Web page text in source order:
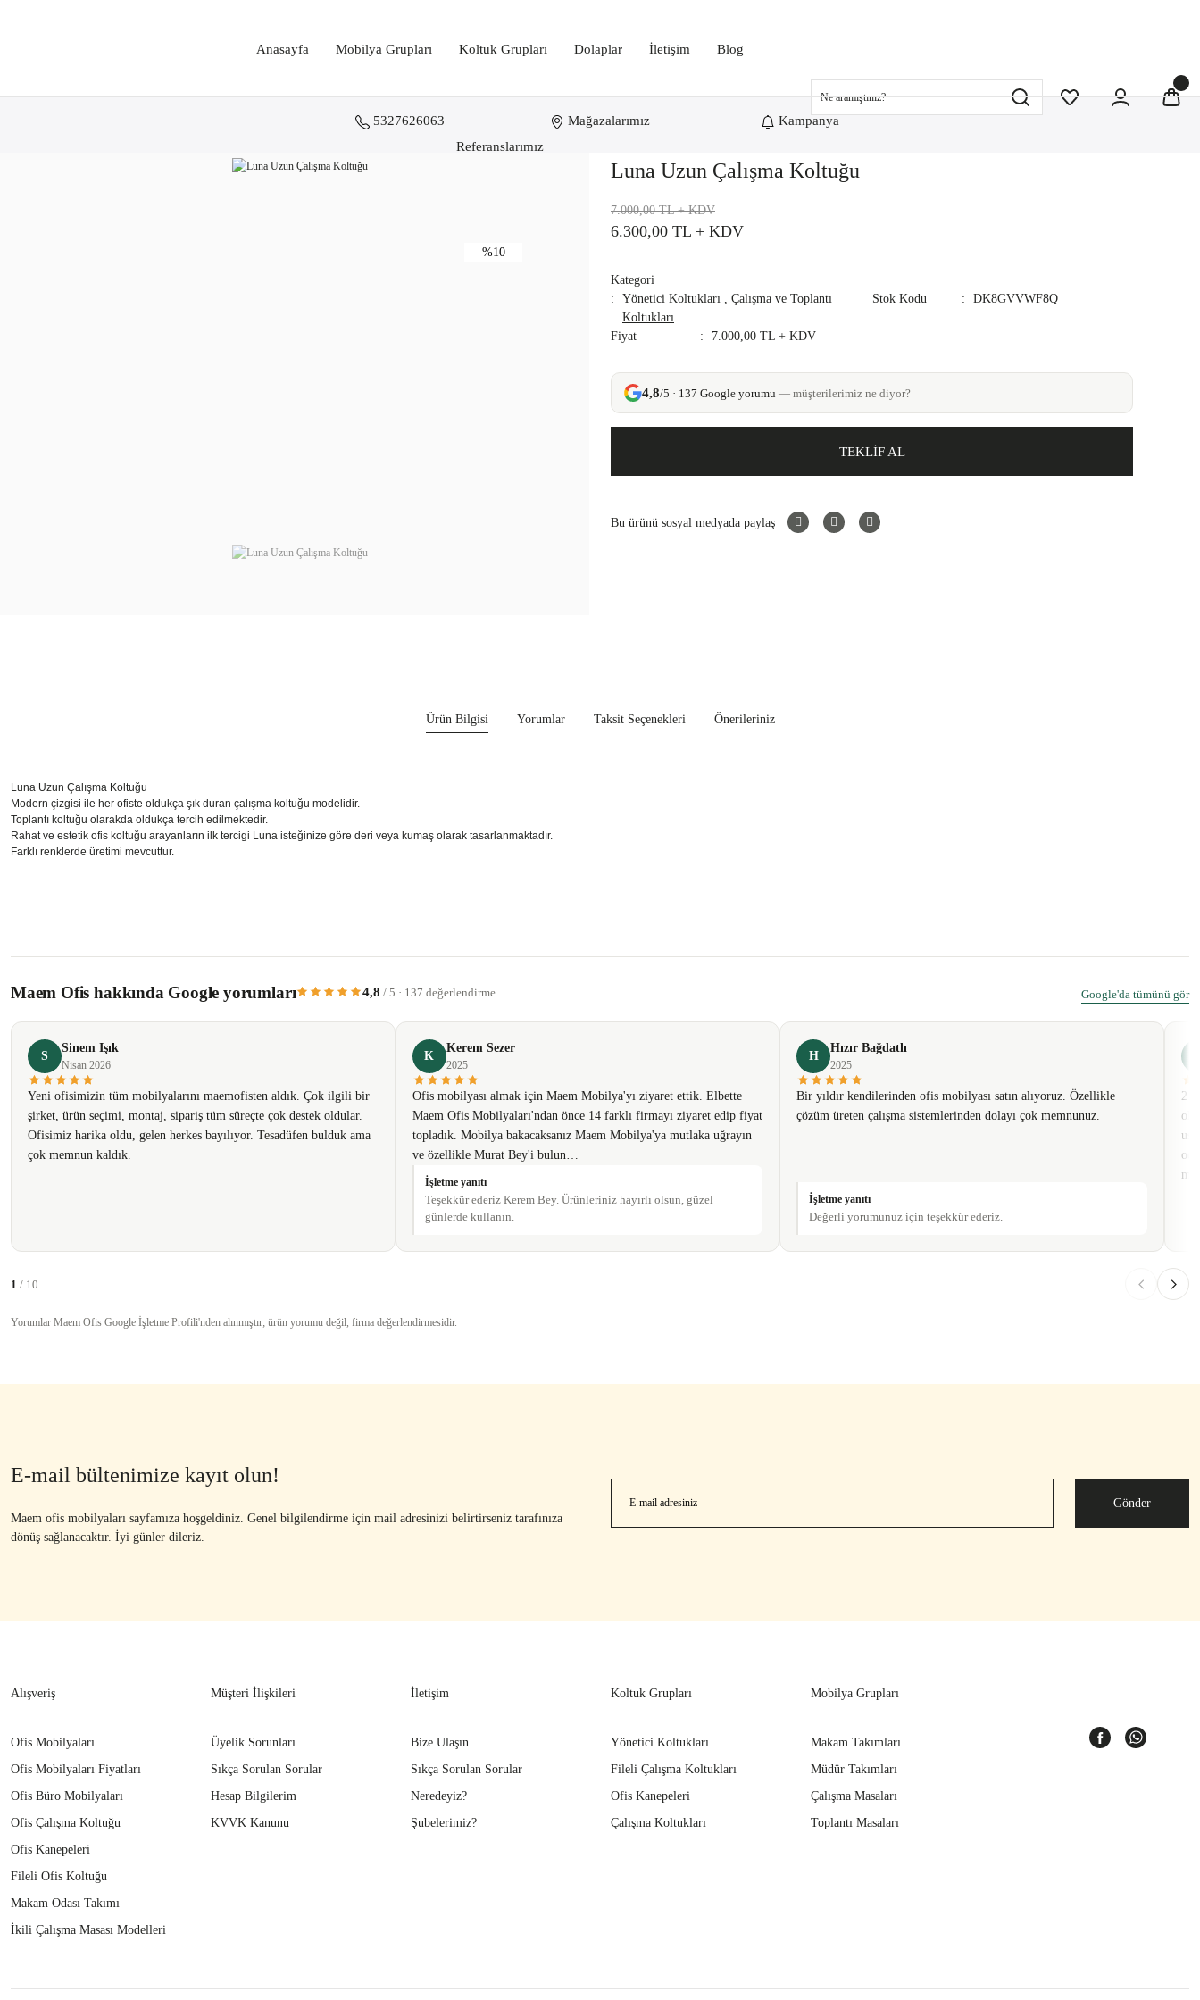
Anasayfa Mobilya Grupları Koltuk Grupları Dolaplar İletişim Blog
Referanslarımız
5327626063 Mağazalarımız Kampanya
Luna Uzun Çalışma Koltuğu
%10
Luna Uzun Çalışma Koltuğu
6.300,00 TL + KDV
7.000,00 TL+ KDV
Kategori
Yönetici Koltukları , Çalışma ve Toplantı
Koltukları
Stok Kodu DK8GVVWF8Q
Fiyat 7.000,00 TL + KDV
4,8/5 · 137 Google yorumu — müşterilerimiz ne diyor?
TEKLİF AL
Bu ürünü sosyal medyada paylaş
Ürün Bilgisi Yorumlar Taksit Seçenekleri Önerileriniz
Luna Uzun Çalışma Koltuğu
Modern çizgisi ile her ofiste oldukça şık duran çalışma koltuğu modelidir.
Toplantı koltuğu olarakda oldukça tercih edilmektedir.
Rahat ve estetik ofis koltuğu arayanların ilk tercigi Luna isteğinize göre deri veya kumaş olarak tasarlanmaktadır.
Farklı renklerde üretimi mevcuttur.
Yorum Yaz
Görüş ve önerileriniz için teşekkür ederiz.
Ürün resmi kalitesiz, bozuk veya görüntülenemiyor.
Ürün açıklamasında eksik bilgiler bulunuyor.
Ürün bilgilerinde hatalar bulunuyor.
Ürün fiyatı diğer sitelerden daha pahalı.
Bu ürüne benzer farklı alternatifler olmalı.
Maem Ofis hakkında Google yorumları 4,8 / 5 · 137 değerlendirme Google'da tümünü gör
S
Sinem Işık
Nisan 2026
Yeni ofisimizin tüm mobilyalarını maemofisten aldık. Çok ilgili bir
şirket, ürün seçimi, montaj, sipariş tüm süreçte çok destek oldular.
Ofisimiz harika oldu, gelen herkes bayılıyor. Tesadüfen bulduk ama
çok memnun kaldık.
K
Kerem Sezer
2025
Ofis mobilyası almak için Maem Mobilya'yı ziyaret ettik. Elbette
Maem Ofis Mobilyaları'ndan önce 14 farklı firmayı ziyaret edip fiyat
topladık. Mobilya bakacaksanız Maem Mobilya'ya mutlaka uğrayın
ve özellikle Murat Bey'i bulun…
İşletme yanıtı
Teşekkür ederiz Kerem Bey. Ürünleriniz hayırlı olsun, güzel
günlerde kullanın.
H
Hızır Bağdatlı
2025
Bir yıldır kendilerinden ofis mobilyası satın alıyoruz. Özellikle
çözüm üreten çalışma sistemlerinden dolayı çok memnunuz.
İşletme yanıtı
Değerli yorumunuz için teşekkür ederiz.
2
1 / 10
Yorumlar Maem Ofis Google İşletme Profili'nden alınmıştır; ürün yorumu değil, firma değerlendirmesidir.
E-mail bültenimize kayıt olun!
Maem ofis mobilyaları sayfamıza hoşgeldiniz. Genel bilgilendirme için mail adresinizi belirtirseniz tarafınıza
dönüş sağlanacaktır. İyi günler dileriz.
Gönder
Alışveriş
Ofis Mobilyaları
Ofis Mobilyaları Fiyatları
Ofis Büro Mobilyaları
Ofis Çalışma Koltuğu
Ofis Kanepeleri
Fileli Ofis Koltuğu
Makam Odası Takımı
İkili Çalışma Masası Modelleri
Müşteri İlişkileri
Üyelik Sorunları
Sıkça Sorulan Sorular
Hesap Bilgilerim
KVVK Kanunu
İletişim
Bize Ulaşın
Sıkça Sorulan Sorular
Neredeyiz?
Şubelerimiz?
Koltuk Grupları
Yönetici Koltukları
Fileli Çalışma Koltukları
Ofis Kanepeleri
Çalışma Koltukları
Mobilya Grupları
Makam Takımları
Müdür Takımları
Çalışma Masaları
Toplantı Masaları